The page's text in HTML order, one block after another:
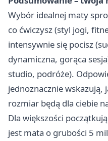
Wybór idealnej maty
co ćwiczysz (styl jogi,
intensywnie się pocisz
dynamiczna, gorąca
studio, podróże).
jednoznacznie wskazują,
rozmiar będą dla ciebie
Dla większości
jest mata o grubości 5